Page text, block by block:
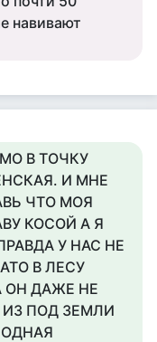
навивают
В ТОЧКУ
И МНЕ
ЧТО МОЯ
КОСОЙ А Я
У НАС НЕ
В ЛЕСУ
ОН ДАЖЕ НЕ
ИЗ ПОД ЗЕМЛИ